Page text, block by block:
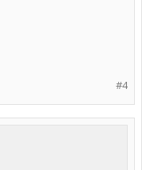
#4